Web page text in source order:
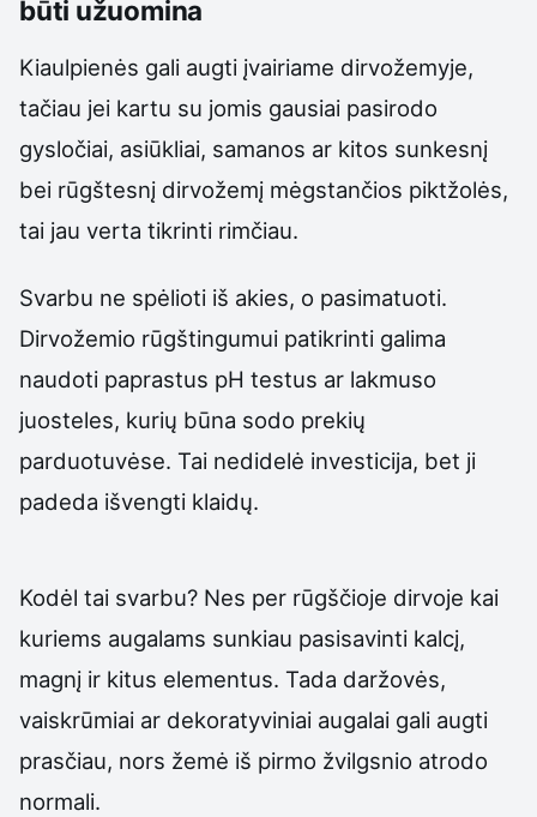
būti užuomina
Kiaulpienės gali augti įvairiame dirvožemyje,
tačiau jei kartu su jomis gausiai pasirodo
gysločiai, asiūkliai, samanos ar kitos sunkesnį
bei rūgštesnį dirvožemį mėgstančios piktžolės,
tai jau verta tikrinti rimčiau.
Svarbu ne spėlioti iš akies, o pasimatuoti.
Dirvožemio rūgštingumui patikrinti galima
naudoti paprastus pH testus ar lakmuso
juosteles, kurių būna sodo prekių
parduotuvėse. Tai nedidelė investicija, bet ji
padeda išvengti klaidų.
Kodėl tai svarbu? Nes per rūgščioje dirvoje kai
kuriems augalams sunkiau pasisavinti kalcį,
magnį ir kitus elementus. Tada daržovės,
vaiskrūmiai ar dekoratyviniai augalai gali augti
prasčiau, nors žemė iš pirmo žvilgsnio atrodo
normali.